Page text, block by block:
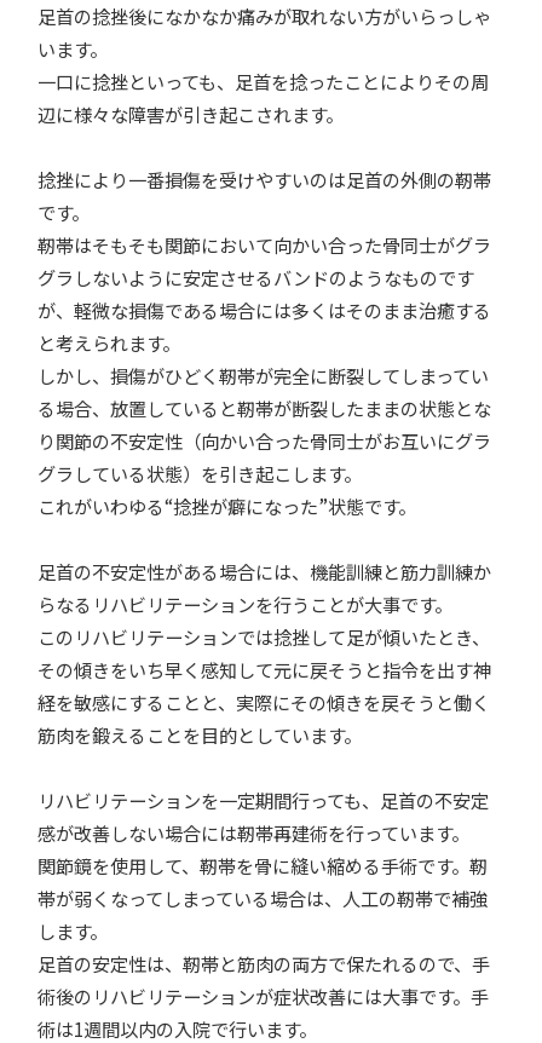
足首の捻挫後になかなか痛みが取れない方がいらっしゃ
います。
一口に捻挫といっても、足首を捻ったことによりその周
辺に様々な障害が引き起こされます。
捻挫により一番損傷を受けやすいのは足首の外側の靭帯
です。
靭帯はそもそも関節において向かい合った骨同士がグラ
グラしないように安定させるバンドのようなものです
が、軽微な損傷である場合には多くはそのまま治癒する
と考えられます。
しかし、損傷がひどく靭帯が完全に断裂してしまってい
る場合、放置していると靭帯が断裂したままの状態とな
り関節の不安定性（向かい合った骨同士がお互いにグラ
グラしている状態）を引き起こします。
これがいわゆる“捻挫が癖になった”状態です。
足首の不安定性がある場合には、機能訓練と筋力訓練か
らなるリハビリテーションを行うことが大事です。
このリハビリテーションでは捻挫して足が傾いたとき、
その傾きをいち早く感知して元に戻そうと指令を出す神
経を敏感にすることと、実際にその傾きを戻そうと働く
筋肉を鍛えることを目的としています。
リハビリテーションを一定期間行っても、足首の不安定
感が改善しない場合には靭帯再建術を行っています。
関節鏡を使用して、靭帯を骨に縫い縮める手術です。靭
帯が弱くなってしまっている場合は、人工の靭帯で補強
します。
足首の安定性は、靭帯と筋肉の両方で保たれるので、手
術後のリハビリテーションが症状改善には大事です。手
術は1週間以内の入院で行います。